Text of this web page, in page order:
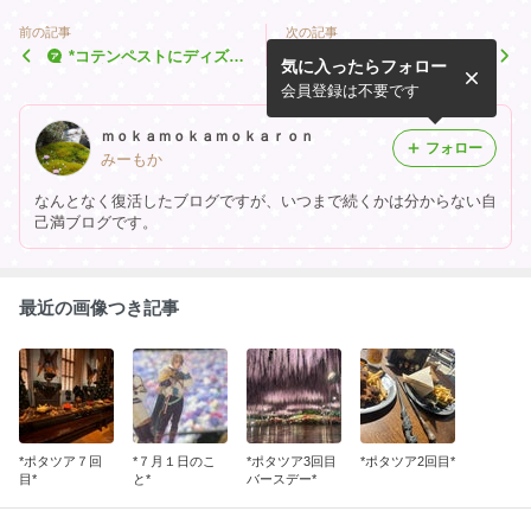
前の記事
*コテンペストにディズニ
次の記事
*ポタツア８回目とまほス
テ*
ｍｏｋａｍｏｋａｍｏｋａｒｏｎ
みーもか
なんとなく復活したブログですが、いつまで続くかは分からない自
己満ブログです。
気に入ったらフォロー
会員登録は不要です
フォロー
最近の画像つき記事
*ポタツア７回
目*
*７月１日のこ
と*
*ポタツア3回目
バースデー*
*ポタツア2回目*